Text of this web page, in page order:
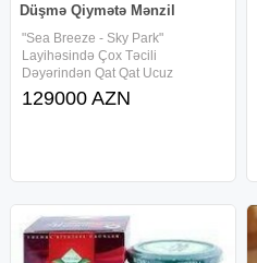
Düşmə Qiymətə Mənzil
"Sea Breeze - Sky Park"
Layihəsində Çox Təcili
Dəyərindən Qat Qat Ucuz
Qiymətə Mənzil Satılır! 1kv.m =
1430$. * Yerləşmə: "Half
129000 AZN